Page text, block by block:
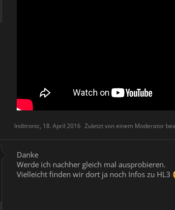
Inditronic, 18. April 2016 Zuletzt von einem Moderator
Danke
Werde ich nachher gleich mal ausprobieren.
Vielleicht finden wir dort ja noch Infos zu HL3